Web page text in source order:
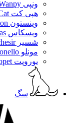
ونپی Wanpy
هپی کت Happy Cat
وینستون Winston
ویسکاس Whiskas
شسیر Schesir
مونلو Monello
یوروپت Europet
سگ